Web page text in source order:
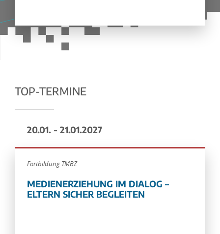
TOP-TERMINE
20.01. - 21.01.2027
Fortbildung TMBZ
MEDIENERZIEHUNG IM DIALOG –
ELTERN SICHER BEGLEITEN